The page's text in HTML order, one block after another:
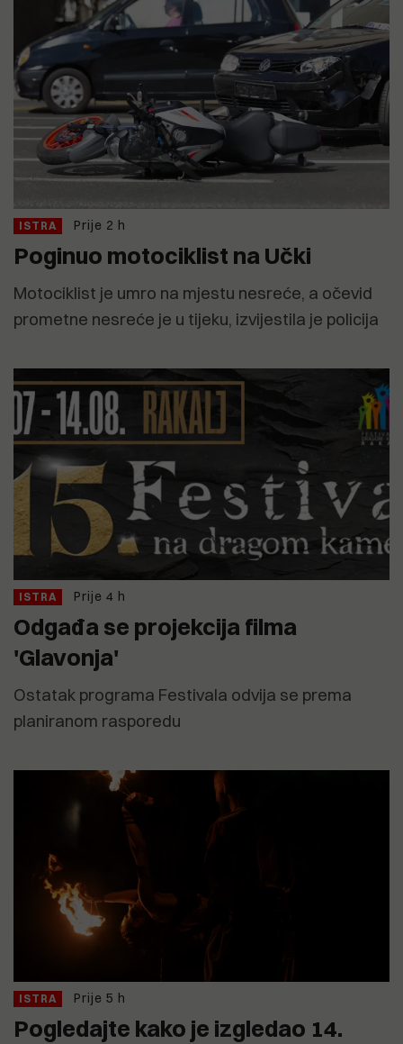
ISTRA Prije 2 h
Poginuo motociklist na Učki
Motociklist je umro na mjestu nesreće, a očevid
prometne nesreće je u tijeku, izvijestila je policija
ISTRA Prije 4 h
Odgađa se projekcija filma
'Glavonja'
Ostatak programa Festivala odvija se prema
planiranom rasporedu
ISTRA Prije 5 h
Pogledajte kako je izgledao 14.